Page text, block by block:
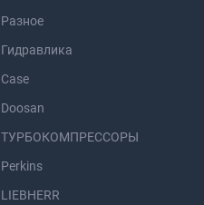
Разное
Гидравлика
Case
Doosan
ТУРБОКОМПРЕССОРЫ
Perkins
LIEBHERR